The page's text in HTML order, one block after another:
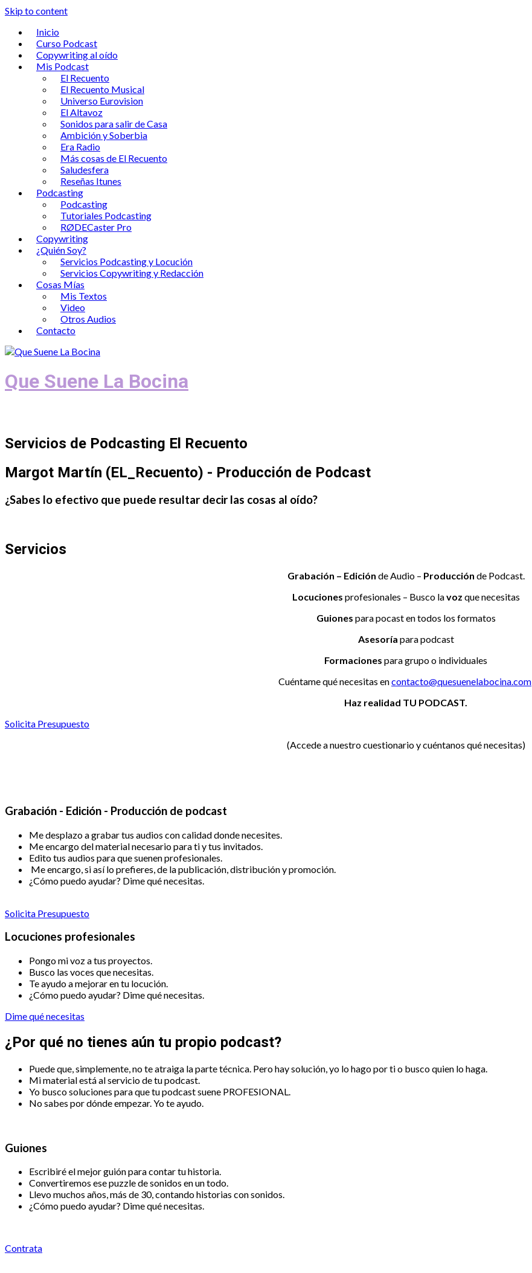
Skip to content
Inicio
Curso Podcast
Copywriting al oído
Mis Podcast
El Recuento
El Recuento Musical
Universo Eurovision
El Altavoz
Sonidos para salir de Casa
Ambición y Soberbia
Era Radio
Más cosas de El Recuento
Saludesfera
Reseñas Itunes
Podcasting
Podcasting
Tutoriales Podcasting
RØDECaster Pro
Copywriting
¿Quién Soy?
Servicios Podcasting y Locución
Servicios Copywriting y Redacción
Cosas Mías
Mis Textos
Video
Otros Audios
Contacto
Que Suene La Bocina
Servicios de Podcasting El Recuento
Margot Martín (EL_Recuento) - Producción de Podcast
¿Sabes lo efectivo que puede resultar decir las cosas al oído?
Servicios
Grabación – Edición de Audio – Producción de Podcast.
Locuciones profesionales – Busco lavoz que necesitas
Guiones para pocast en todos los formatos
Asesoría para podcast
Formaciones para grupo o individuales
Cuéntame qué necesitas encontacto@quesuenelabocina.com
Haz realidad TU PODCAST.
Solicita Presupuesto
(Accede a nuestro cuestionario y cuéntanos qué necesitas)
Grabación - Edición - Producción de podcast
Me desplazo a grabar tus audios con calidad donde necesites.
Me encargo del material necesario para ti y tus invitados.
Edito tus audios para que suenen profesionales.
Me encargo, si así lo prefieres, de la publicación, distribución y promoción.
¿Cómo puedo ayudar? Dime qué necesitas.
Solicita Presupuesto
Locuciones profesionales
Pongo mi voz a tus proyectos.
Busco las voces que necesitas.
Te ayudo a mejorar en tu locución.
¿Cómo puedo ayudar? Dime qué necesitas.
Dime qué necesitas
¿Por qué no tienes aún tu propio podcast?
Puede que, simplemente, no te atraiga la parte técnica. Pero hay solución, yo lo hago por ti o busco quien lo haga.
Mi material está al servicio de tu podcast.
Yo busco soluciones para que tu podcast suene PROFESIONAL.
No sabes por dónde empezar. Yo te ayudo.
Guiones
Escribiré el mejor guión para contar tu historia.
Convertiremos ese puzzle de sonidos en un todo.
Llevo muchos años, más de 30, contando historias con sonidos.
¿Cómo puedo ayudar? Dime qué necesitas.
Contrata